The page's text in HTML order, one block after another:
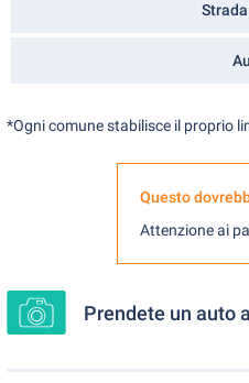
*Ogni comune stabilisce il proprio
Questo
Attenzione ai
Prendete un auto